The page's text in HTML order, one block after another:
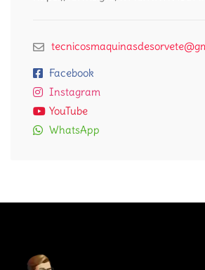
Facebook
Instagram
YouTube
WhatsApp